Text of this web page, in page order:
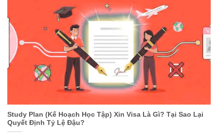
Study Plan (Kế Hoạch Học Tập) Xin Visa Là Gì? Tại Sao Lại
Quyết Định Tỷ Lệ Đậu?